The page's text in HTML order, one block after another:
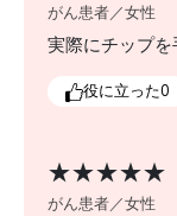
がん患者／女性
実際にチップを
した。とても
役に立った0
★★★★★
がん患者／女性